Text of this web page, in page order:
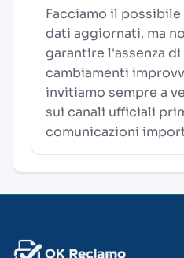
Facciamo il
dati aggiornati, ma
garantire l'assenza
cambiamenti
invitiamo sempre a
sui canali ufficiali
comunicazioni